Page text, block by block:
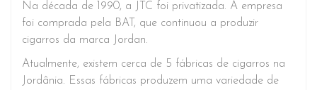
Na década de 1990, a JTC foi privatizada. A empresa
foi comprada pela BAT, que continuou a produzir
cigarros da marca Jordan.
Atualmente, existem cerca de 5 fábricas de cigarros na
Jordânia. Essas fábricas produzem uma variedade de